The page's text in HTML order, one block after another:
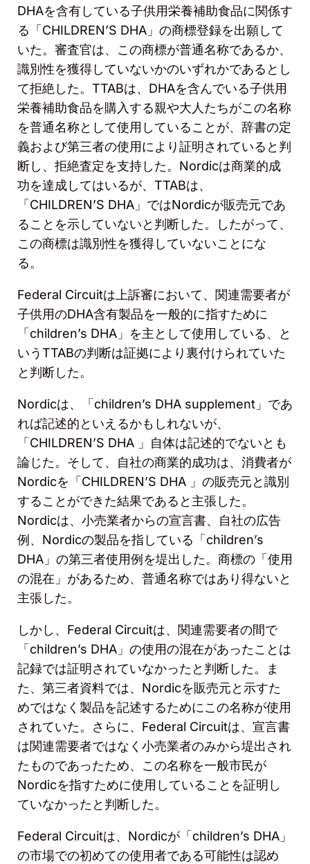
DHAを含有している子供用栄養補助食品に関係す
る「CHILDREN’S DHA 」の商標登録を出願して
いた。審査官は、この商標が普通名称であるか、
識別性を獲得していないかのいずれかであるとし
て拒絶した。 TTABは、 DHAを含んでいる子供用
栄養補助食品を購入する親や大人たちがこの名称
を普通名称として使用していることが、辞書の定
義および第三者の使用により証明されていると判
断し、拒絶査定を支持した。 Nordicは商業的成
功を達成してはいるが、 TTABは、
「CHILDREN’S DHA 」ではNordicが販売元であ
ることを示していないと判断した。したがって、
この商標は識別性を獲得していないことにな
る。
Federal Circuitは上訴審において、関連需要者が
子供用のDHA含有製品を一般的に指すために
「 children’s DHA 」を主として使用している、と
いうTTABの判断は証拠により裏付けられていた
と判断した。
Nordicは、「 children’s DHA supplement 」であ
れば記述的といえるかもしれないが、
「CHILDREN’S DHA 」自体は記述的でないとも
論じた。そして、自社の商業的成功は、消費者が
Nordicを「CHILDREN’S DHA 」の販売元と識別
することができた結果であると主張した。
Nordicは、小売業者からの宣言書、自社の広告
例、 Nordicの製品を指している「 children’s
DHA 」の第三者使用例を堤出した。商標の「使用
の混在」があるため、普通名称ではあり得ないと
主張した。
しかし、 Federal Circuitは、関連需要者の間で
「 children’s DHA 」の使用の混在があったことは
記録では証明されていなかったと判断した。ま
た、第三者資料では、 Nordicを販売元と示すた
めではなく製品を記述するためにこの名称が使用
されていた。さらに、 Federal Circuitは、宣言書
は関連需要者ではなく小売業者のみから堤出され
たものであったため、この名称を一般市民が
Nordicを指すために使用していることを証明し
ていなかったと判断した。
Federal Circuitは、 Nordicが「 children’s DHA 」
の市場での初めての使用者である可能性は認め